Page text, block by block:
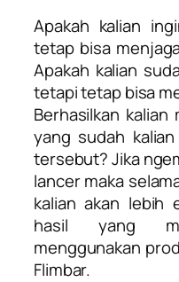
Apakah kalian
tetap bisa
Apakah kalian
tetapi tetap bisa
Berhasilkan kalian
yang sudah
tersebut? Jika
lancer maka
kalian akan lebih
hasil yang
menggunakan
Flimbar.